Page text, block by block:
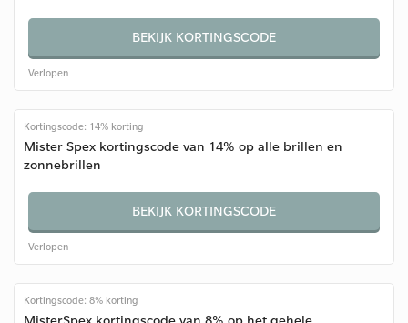
BEKIJK KORTINGSCODE
Verlopen
Kortingscode: 14% korting
Mister Spex kortingscode van 14% op alle brillen en
zonnebrillen
BEKIJK KORTINGSCODE
Verlopen
Kortingscode: 8% korting